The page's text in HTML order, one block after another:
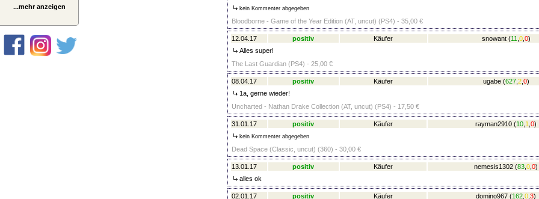
...mehr anzeigen kein Kommenter abgegeben
Bloodborne - Game of the Year Edition (AT, uncut) (PS4) - 35,00 €
12.04.17 positiv Käufer snowant (11 0 0)
Alles super!
The Last Guardian (PS4) - 25,00 €
08.04.17 positiv Käufer ugabe (627 2 0)
1a, gerne wieder!
Uncharted - Nathan Drake Collection (AT, uncut) (PS4) - 17,50 €
31.01.17 positiv Käufer rayman2910 (10 1 0)
kein Kommenter abgegeben
Dead Space (Classic, uncut) (360) - 30,00 €
13.01.17 positiv Käufer nemesis1302 (83 0 0)
alles ok
02.01.17 positiv Käufer domino967 (162 0 3)